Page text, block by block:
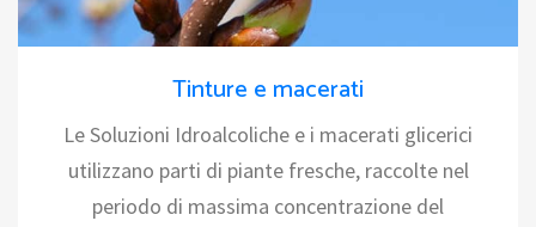
Tinture e macerati
Le Soluzioni Idroalcoliche e i macerati glicerici
utilizzano parti di piante fresche, raccolte nel
periodo di massima concentrazione del